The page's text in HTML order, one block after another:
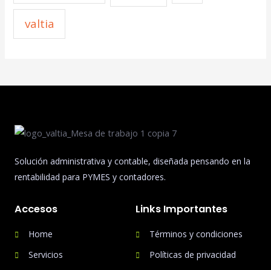
valtia
Solución administrativa y contable, diseñada pensando en la
rentabilidad para PYMES y contadores.
Accesos
Home
Servicios
Links Importantes
Términos y condiciones
Políticas de privacidad